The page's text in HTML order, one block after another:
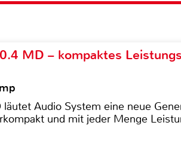
MD – kompaktes
Audio System eine neue
und mit jeder Menge